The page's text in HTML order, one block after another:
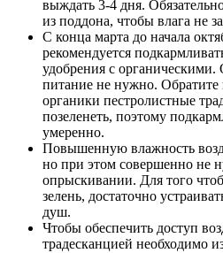
выждать 3-4 дня.
из поддона, чтобы влага не
С конца марта до начала
рекомендуется
удобрения с
питание не нужно.
органики пестролистные
позеленеть, поэтому
умеренно.
Повышенную влажность
но при этом совершенно не
опрыскивании. Для того
зелень, достаточно
душ.
Чтобы обеспечить доступ
традесканцией необходимо